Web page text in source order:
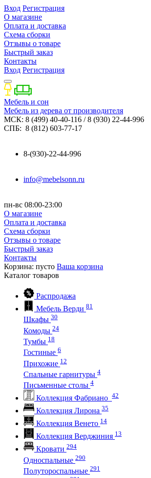
Вход Регистрация
О магазине
Оплата и доставка
Схема сборки
Отзывы о товаре
Быстрый заказ
Контакты
Вход Регистрация
Мебель и сон
Мебель из дерева от производителя
МСК: 8 (499) 40-40-116 / 8 (930) 22-44-996
СПБ: 8 (812) 603-77-17
8-(930)-22-44-996
info@mebelsonn.ru
пн-вс 08:00-23:00
О магазине
Оплата и доставка
Схема сборки
Отзывы о товаре
Быстрый заказ
Контакты
Корзина: пусто Ваша корзина
Каталог товаров
Распродажа
Мебель Верди 81
Шкафы 30
Комоды 24
Тумбы 18
Гостиные 6
Прихожие 12
Спальные гарнитуры 4
Письменные столы 4
Коллекция Фабриано 42
Коллекция Лирона 35
Коллекция Венето 14
Коллекция Верджиния 13
Кровати 294
Односпальные 290
Полутороспальные 291